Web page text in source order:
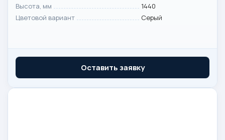
Высота, мм
1440
Цветовой вариант
Серый
Оставить заявку